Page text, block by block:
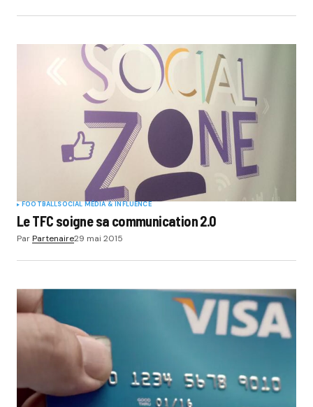
FOOTBALLSOCIAL MÉDIA & INFLUENCE
Le TFC soigne sa communication 2.0
ParPartenaire29 mai 2015